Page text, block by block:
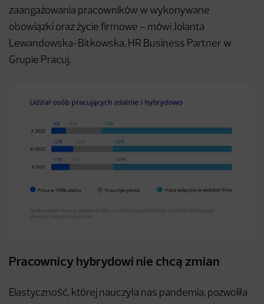
zaangażowania pracowników w wykonywane
obowiązki oraz życie firmowe – mówi Jolanta
Lewandowska-Bitkowska, HR Business Partner w
Grupie Pracuj.
Pracownicy hybrydowi nie chcą zmian
Elastyczność, której nauczyła nas pandemia, pozwoliła